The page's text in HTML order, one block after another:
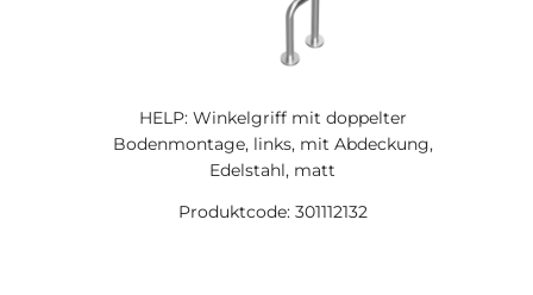
HELP: Winkelgriff mit doppelter
Bodenmontage, links, mit Abdeckung,
Edelstahl, matt
Produktcode: 301112132